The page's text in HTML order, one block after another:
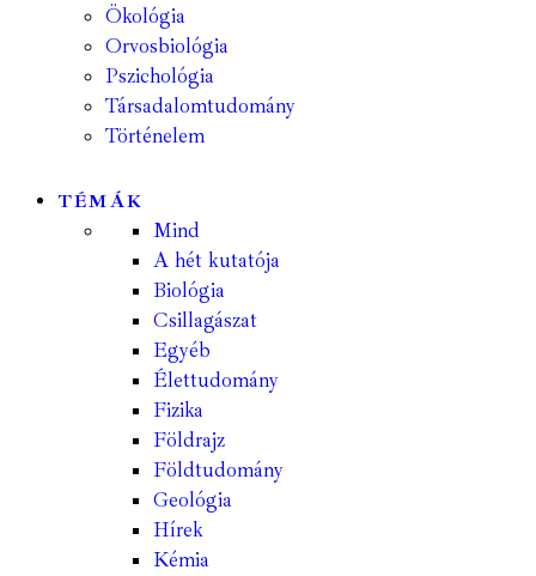
Ökológia
Orvosbiológia
Pszichológia
Társadalomtudomány
Történelem
TÉMÁK
Mind
A hét kutatója
Biológia
Csillagászat
Egyéb
Élettudomány
Fizika
Földrajz
Földtudomány
Geológia
Hírek
Kémia